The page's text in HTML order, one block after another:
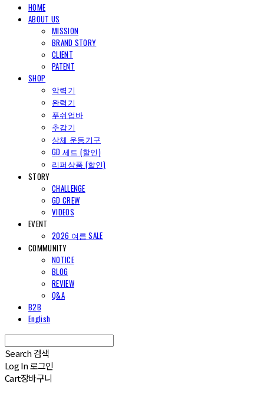
HOME
ABOUT US
MISSION
BRAND STORY
CLIENT
PATENT
SHOP
악력기
완력기
푸쉬업바
추감기
상체 운동기구
GD 세트 (할인)
리퍼상품 (할인)
STORY
CHALLENGE
GD CREW
VIDEOS
EVENT
2026 여름 SALE
COMMUNITY
NOTICE
BLOG
REVIEW
Q&A
B2B
English
Search 검색
Log In로그인
Cart장바구니